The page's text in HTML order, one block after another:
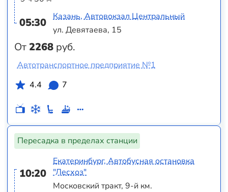
05:30
От2268 руб.
Казань, Автовокзал Центральный
ул. Девятаева, 15
Автотранспортное предприятие №1
4.4
7
Пересадка в пределах станции
10:20
Екатеринбург, Автобусная остановка
"Лесхоз"
Московский тракт, 9-й км.